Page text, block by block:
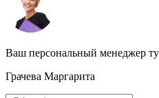
Ваш персональный менеджер
Грачева Маргарита